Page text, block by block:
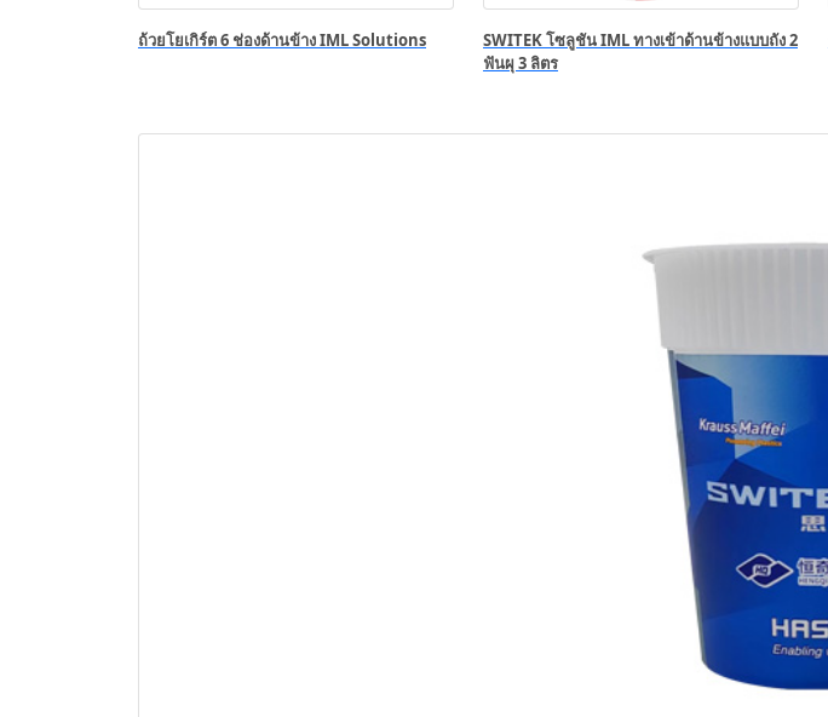
ถ้วยโยเกิร์ต 6 ช่องด้านข้าง IML Solutions
SWITEK โซลูชัน IML ทางเข้าด้านข้างแบบถัง 2
ฟันผุ 3 ลิตร